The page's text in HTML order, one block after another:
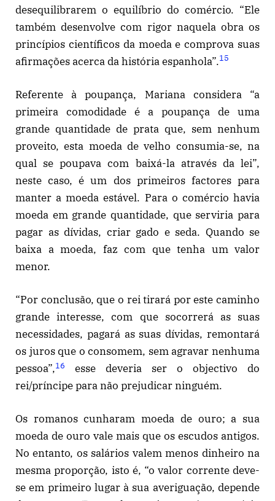
desequilibrarem o equilíbrio do comércio. “Ele
também desenvolve com rigor naquela obra os
princípios científicos da moeda e comprova suas
afirmações acerca da história espanhola”.15
Referente à poupança, Mariana considera “a
primeira comodidade é a poupança de uma
grande quantidade de prata que, sem nenhum
proveito, esta moeda de velho consumia-se, na
qual se poupava com baixá-la através da lei”,
neste caso, é um dos primeiros factores para
manter a moeda estável. Para o comércio havia
moeda em grande quantidade, que serviria para
pagar as dívidas, criar gado e seda. Quando se
baixa a moeda, faz com que tenha um valor
menor.
“Por conclusão, que o rei tirará por este caminho
grande interesse, com que socorrerá as suas
necessidades, pagará as suas dívidas, remontará
os juros que o consomem, sem agravar nenhuma
pessoa”,16
esse deveria ser o objectivo do
rei/príncipe para não prejudicar ninguém.
Os romanos cunharam moeda de ouro; a sua
moeda de ouro vale mais que os escudos antigos.
No entanto, os salários valem menos dinheiro na
mesma proporção, isto é, “o valor corrente deve-
se em primeiro lugar à sua averiguação, depende